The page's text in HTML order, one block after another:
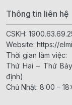
Thông tin liên hệ
CSKH:
Website: https://
Thời gian làm việc:
Thứ Hai – Thứ
định)
Chủ Nhật: 8:00 –